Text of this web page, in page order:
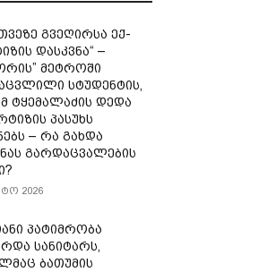
თვე­ზე გვე­ღირ­სა ექ­
დას­კვნა“ –
მეტროში
სტუდენტის,
ტყემალაძის დედა
პასუხს
– რა გახდა
გარდაცვალების
2026
პატიმრობა
სანიტარს,
ბათუმის